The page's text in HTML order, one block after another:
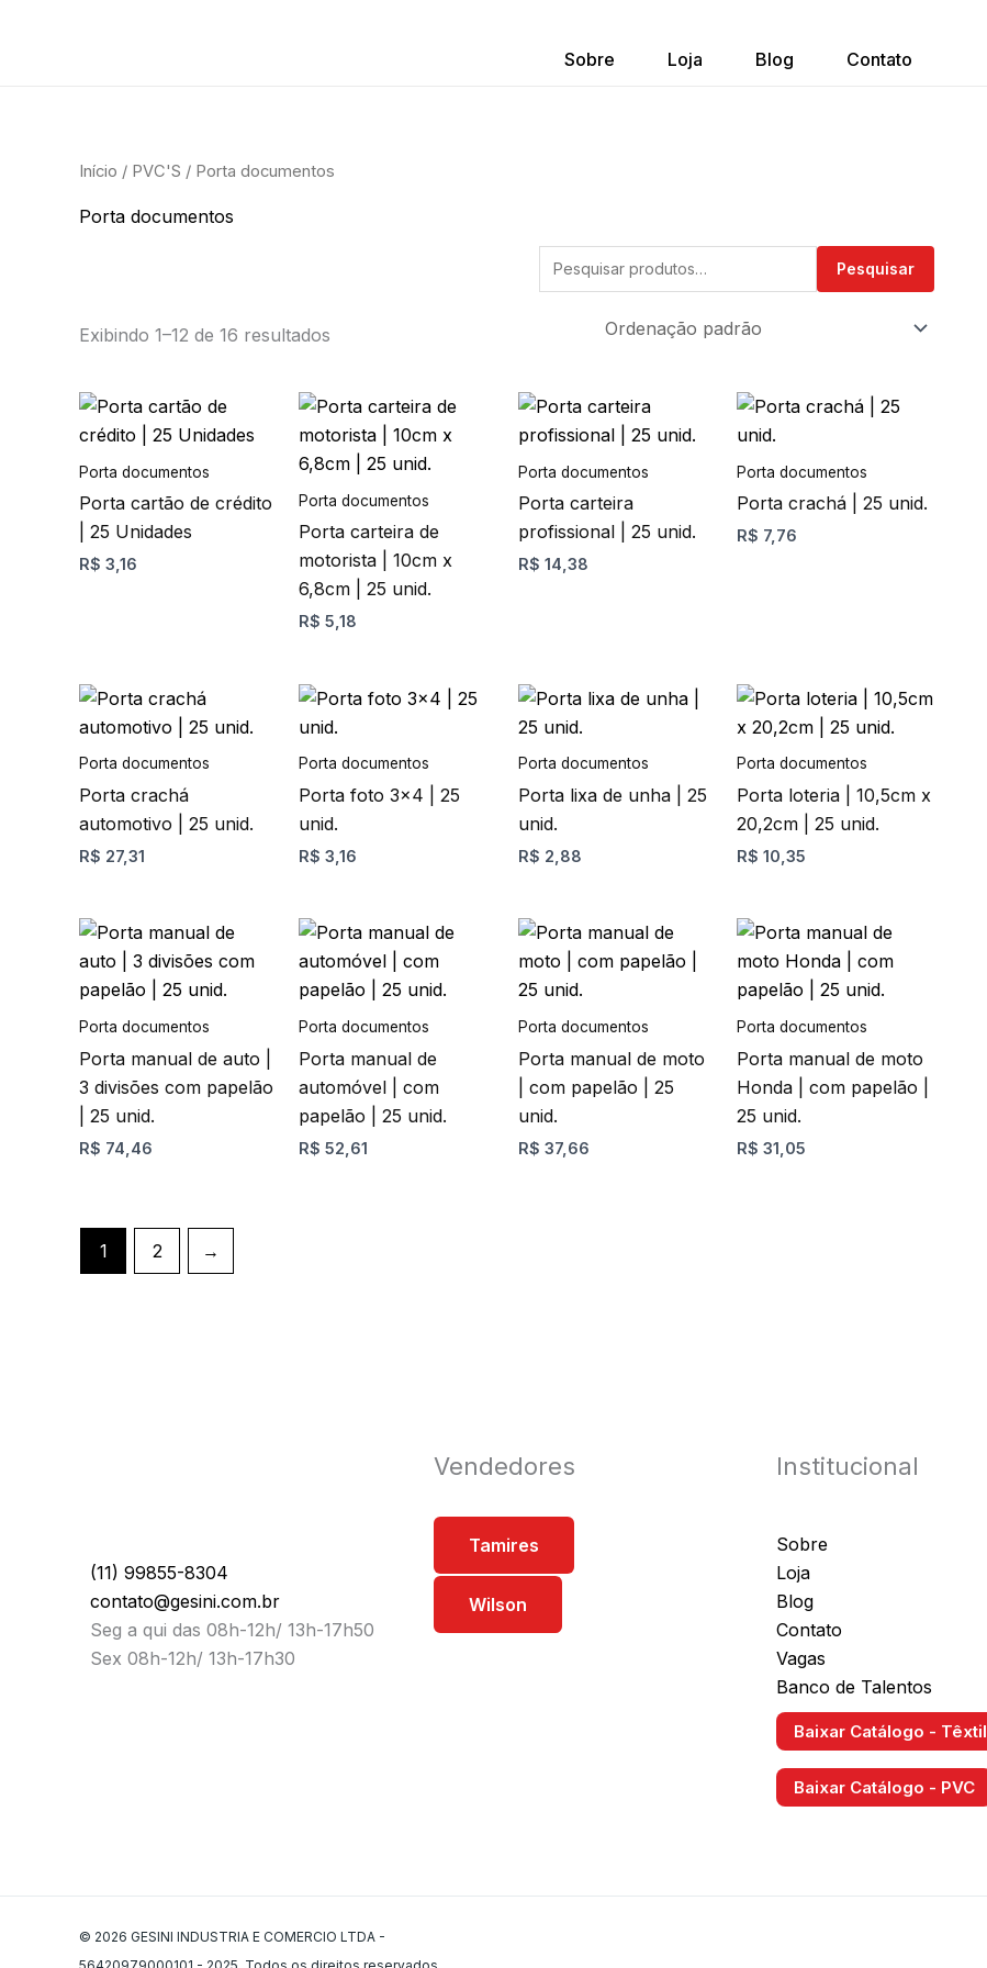
Sobre Loja Blog Contato
Início / PVC'S / Porta documentos
Porta documentos
Pesquisar
por:
Pesquisar
Exibindo 1–12 de 16 resultados
Porta documentos
Porta cartão de crédito
| 25 Unidades
R$ 3,16
Este
produto
tem
variantes.
As
opções
na
página
produto
Porta documentos
Porta carteira de
motorista | 10cm x
6,8cm | 25 unid.
R$ 5,18
Porta documentos
Porta carteira
profissional | 25 unid.
R$ 14,38
Este
produto
tem
As
opções
na
página
produto
Porta documentos
Porta crachá | 25 unid.
R$ 7,76
Porta documentos
Porta crachá
automotivo | 25 unid.
R$ 27,31
Este
produto
tem
opções
ser
escolhidas
na
do
produto
Porta documentos
Porta foto 3×4 | 25
unid.
R$ 3,16
Este
produto
tem
opções
ser
escolhidas
na
do
produto
Porta documentos
Porta lixa de unha | 25
unid.
R$ 2,88
Este
produto
tem
opções
ser
escolhidas
na
do
produto
Porta documentos
Porta loteria | 10,5cm x
20,2cm | 25 unid.
R$ 10,35
Este
produto
tem
variantes.
opções
ser
escolhidas
na
do
produto
Porta documentos
Porta manual de auto |
3 divisões com papelão
| 25 unid.
R$ 74,46
Este
produto
tem
várias
opções
podem
ser
página
do
Porta documentos
Porta manual de
automóvel | com
papelão | 25 unid.
R$ 52,61
Este
produto
tem
várias
podem
ser
Porta documentos
Porta manual de moto
| com papelão | 25
unid.
R$ 37,66
Este
produto
tem
várias
As
opções
ser
Porta documentos
Porta manual de moto
Honda | com papelão |
25 unid.
R$ 31,05
Este
produto
tem
várias
ser
1 2 →
(11) 99855-8304
contato@gesini.com.br
Seg a qui das 08h-12h/ 13h-17h50
Sex 08h-12h/ 13h-17h30
Vendedores
Tamires
Wilson
Institucional
Sobre
Loja
Blog
Contato
Vagas
Banco de Talentos
Baixar Catálogo - Têxtil
Baixar Catálogo - PVC
© 2026 GESINI INDUSTRIA E COMERCIO LTDA -